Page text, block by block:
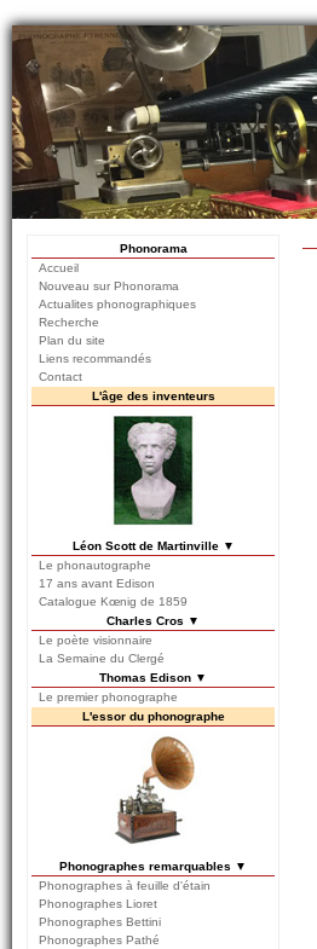
Phonorama
Accueil
Nouveau sur Phonorama
Actualites phonographiques
Recherche
Plan du site
Liens recommandés
Contact
L'âge des inventeurs
Léon Scott de Martinville ▼
Le phonautographe
17 ans avant Edison
Catalogue Kœnig de 1859
Charles Cros ▼
Le poète visionnaire
La Semaine du Clergé
Thomas Edison ▼
Le premier phonographe
L'essor du phonographe
Phonographes remarquables ▼
Phonographes à feuille d'étain
Phonographes Lioret
Phonographes Bettini
Phonographes Pathé